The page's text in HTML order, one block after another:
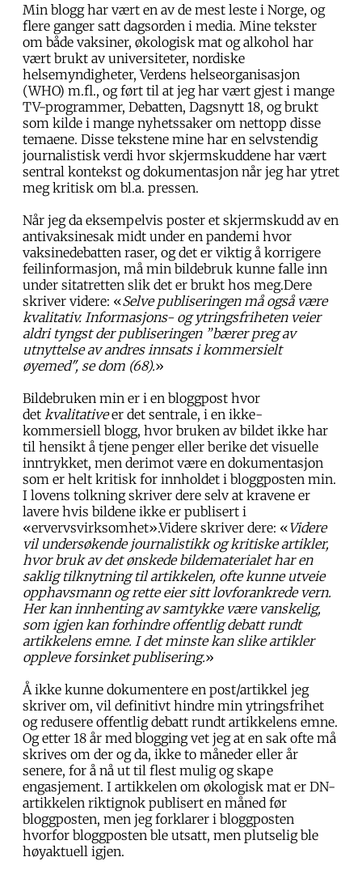
Min blogg har vært en av de mest leste i Norge, og
flere ganger satt dagsorden i media. Mine tekster
om både vaksiner, økologisk mat og alkohol har
vært brukt av universiteter, nordiske
helsemyndigheter, Verdens helseorganisasjon
(WHO) m.fl., og ført til at jeg har vært gjest i mange
TV-programmer, Debatten, Dagsnytt 18, og brukt
som kilde i mange nyhetssaker om nettopp disse
temaene. Disse tekstene mine har en selvstendig
journalistisk verdi hvor skjermskuddene har vært
sentral kontekst og dokumentasjon når jeg har ytret
meg kritisk om bl.a. pressen.
Når jeg da eksempelvis poster et skjermskudd av en
antivaksinesak midt under en pandemi hvor
vaksinedebatten raser, og det er viktig å korrigere
feilinformasjon, må min bildebruk kunne falle inn
under sitatretten slik det er brukt hos meg.Dere
skriver videre: «Selve publiseringen må også være
kvalitativ. Informasjons- og ytringsfriheten veier
aldri tyngst der publiseringen ”bærer preg av
utnyttelse av andres innsats i kommersielt
øyemed", se dom (68).»
Bildebruken min er i en bloggpost hvor
det kvalitativeer det sentrale, i en ikke-
kommersiell blogg, hvor bruken av bildet ikke har
til hensikt å tjene penger eller berike det visuelle
inntrykket, men derimot være en dokumentasjon
som er helt kritisk for innholdet i bloggposten min.
I lovens tolkning skriver dere selv at kravene er
lavere hvis bildene ikke er publisert i
«ervervsvirksomhet».Videre skriver dere: «Videre
vil undersøkende journalistikk og kritiske artikler,
hvor bruk av det ønskede bildematerialet har en
saklig tilknytning til artikkelen, ofte kunne utveie
opphavsmann og rette eier sitt lovforankrede vern.
Her kan innhenting av samtykke være vanskelig,
som igjen kan forhindre offentlig debatt rundt
artikkelens emne. I det minste kan slike artikler
oppleve forsinket publisering.»
Å ikke kunne dokumentere en post/artikkel jeg
skriver om, vil definitivt hindre min ytringsfrihet
og redusere offentlig debatt rundt artikkelens emne.
Og etter 18 år med blogging vet jeg at en sak ofte må
skrives om der og da, ikke to måneder eller år
senere, for å nå ut til flest mulig og skape
engasjement. I artikkelen om økologisk mat er DN-
artikkelen riktignok publisert en måned før
bloggposten, men jeg forklarer i bloggposten
hvorfor bloggposten ble utsatt, men plutselig ble
høyaktuell igjen.